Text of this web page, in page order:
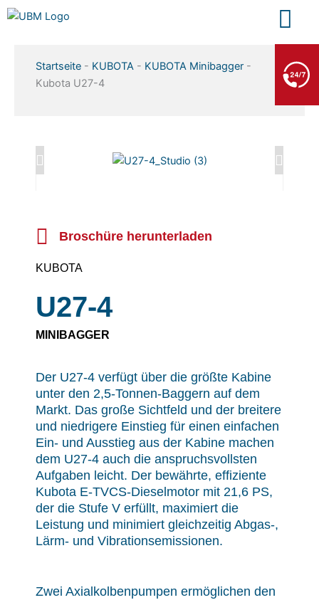
Zum
Inhalt
+49 7552 93665 13
Startseite - KUBOTA - KUBOTA Minibagger -
Kubota U27-4
Broschüre herunterladen
KUBOTA
U27-4
MINIBAGGER
Der U27-4 verfügt über die größte Kabine
unter den 2,5-Tonnen-Baggern auf dem
Markt. Das große Sichtfeld und der breitere
und niedrigere Einstieg für einen einfachen
Ein- und Ausstieg aus der Kabine machen
dem U27-4 auch die anspruchsvollsten
Aufgaben leicht. Der bewährte, effiziente
Kubota E-TVCS-Dieselmotor mit 21,6 PS,
der die Stufe V erfüllt, maximiert die
Leistung und minimiert gleichzeitig Abgas-,
Lärm- und Vibrationsemissionen.
Zwei Axialkolbenpumpen ermöglichen den